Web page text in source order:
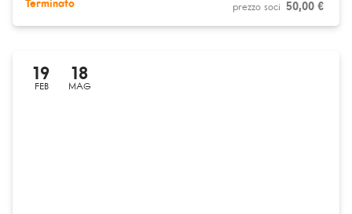
Terminato 50,00 €
19
FEB
18
MAG